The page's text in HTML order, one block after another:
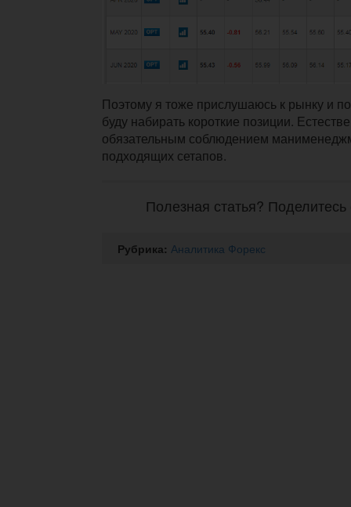
Поэтому я тоже прислушаюсь к рынку и
буду набирать короткие позиции.
обязательным соблюдением
подходящих сетапов.
Полезная статья?
Рубрика: Аналитика Форекс